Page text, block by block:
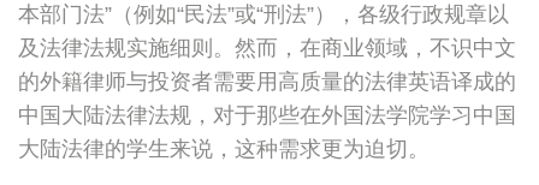
本部门法”（例如“民法”或“刑法”），各级行政规章以
及法律法规实施细则。然而，在商业领域，不识中文
的外籍律师与投资者需要用高质量的法律英语译成的
中国大陆法律法规，对于那些在外国法学院学习中国
大陆法律的学生来说，这种需求更为迫切。